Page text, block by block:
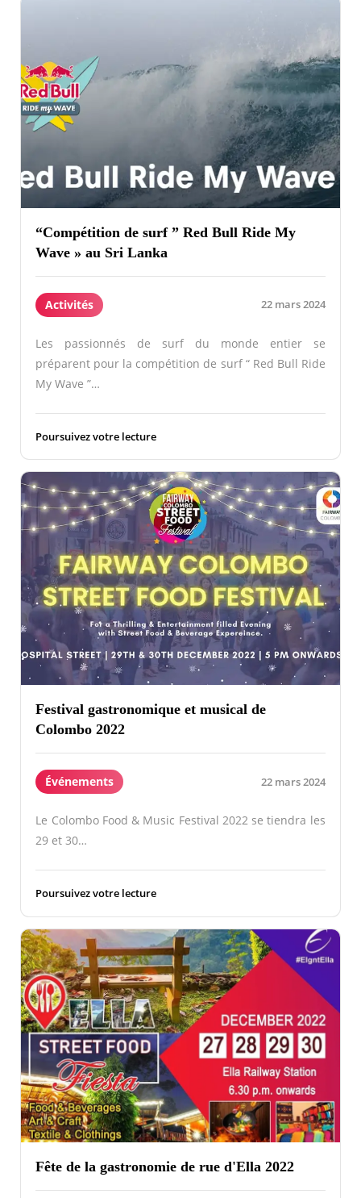
“Compétition de surf ” Red Bull Ride My
Wave » au Sri Lanka
Activités 22 mars 2024
Les passionnés de surf du monde entier se
préparent pour la compétition de surf “ Red Bull Ride
My Wave ”…
Poursuivez votre lecture
Festival gastronomique et musical de
Colombo 2022
Événements 22 mars 2024
Le Colombo Food & Music Festival 2022 se tiendra les
29 et 30…
Poursuivez votre lecture
Fête de la gastronomie de rue d'Ella 2022